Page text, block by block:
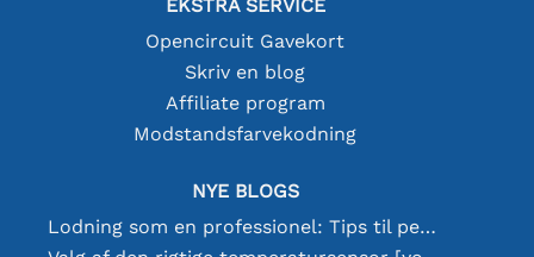
EKSTRA SERVICE
Opencircuit Gavekort
Skriv en blog
Affiliate program
Modstandsfarvekodning
NYE BLOGS
Lodning som en professionel: Tips til perfekte elektroniske forbindelser